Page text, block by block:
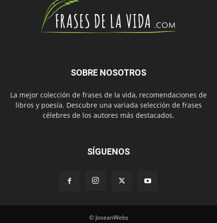
SOBRE NOSOTROS
La mejor colección de frases de la vida, recomendaciones de
libros y poesía. Descubre una variada selección de frases
célebres de los autores más destacados.
SÍGUENOS
© JoseanWebs